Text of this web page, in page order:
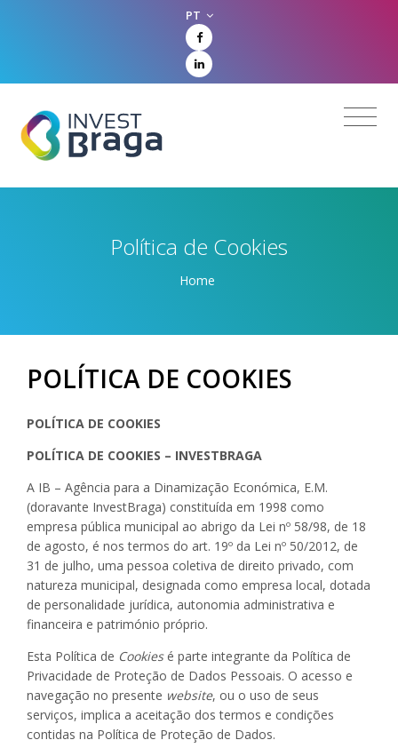
PT
Política de Cookies
Home
POLÍTICA DE COOKIES
POLÍTICA DE COOKIES
POLÍTICA DE COOKIES – INVESTBRAGA
A IB – Agência para a Dinamização Económica, E.M.
(doravante InvestBraga) constituída em 1998 como
empresa pública municipal ao abrigo da Lei nº 58/98, de 18
de agosto, é nos termos do art. 19º da Lei nº 50/2012, de
31 de julho, uma pessoa coletiva de direito privado, com
natureza municipal, designada como empresa local, dotada
de personalidade jurídica, autonomia administrativa e
financeira e património próprio.
Esta Política de Cookiesé parte integrante da Política de
Privacidade de Proteção de Dados Pessoais. O acesso e
navegação no presente website, ou o uso de seus
serviços, implica a aceitação dos termos e condições
contidas na Política de Proteção de Dados.